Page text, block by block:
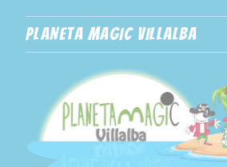
PLANETA MAGIC VILLALBA